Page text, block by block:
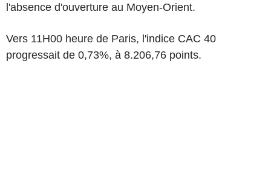
l'absence d'ouverture au Moyen-Orient.
Vers 11H00 heure de Paris, l'indice CAC 40
progressait de 0,73%, à 8.206,76 points.